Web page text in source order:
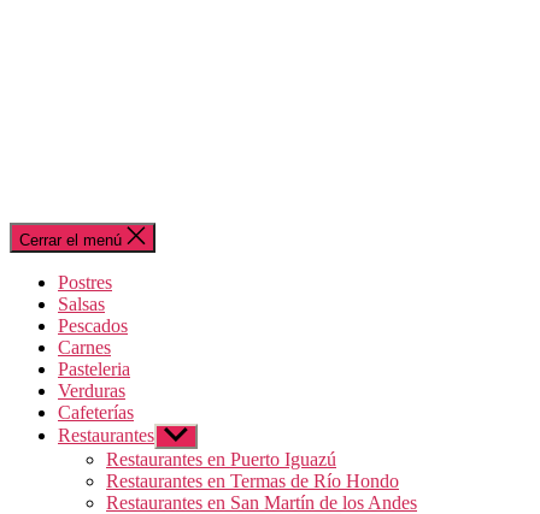
Cerrar el menú
Postres
Salsas
Pescados
Carnes
Pasteleria
Verduras
Cafeterías
Restaurantes Mostrar
el
submenú
Restaurantes en Puerto Iguazú
Restaurantes en Termas de Río Hondo
Restaurantes en San Martín de los Andes